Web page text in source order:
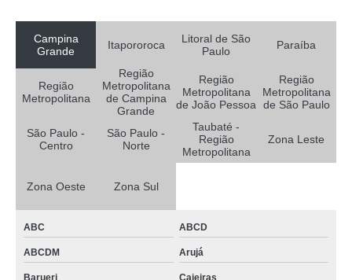
Campina
Grande
Itapororoca
Litoral de São
Paulo
Paraíba
Região
Metropolitana
Região
Metropolitana
de Campina
Grande
Região
Metropolitana
de João Pessoa
Região
Metropolitana
de São Paulo
São Paulo -
Centro
São Paulo -
Norte
Taubaté -
Região
Metropolitana
Zona Leste
Zona Oeste Zona Sul
ABC ABCD
ABCDM Arujá
Barueri Caieiras